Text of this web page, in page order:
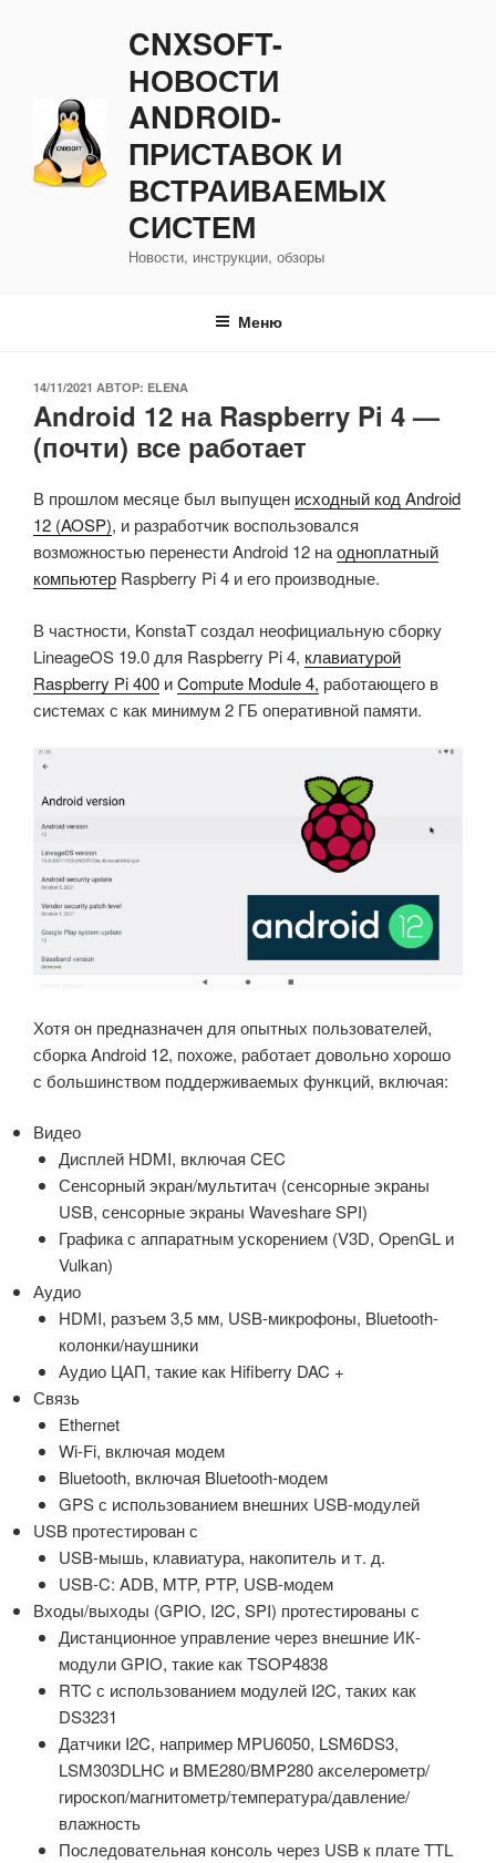
CNXSOFT-
НОВОСТИ
ANDROID-
ПРИСТАВОК И
ВСТРАИВАЕМЫХ
СИСТЕМ
Новости, инструкции, обзоры
Меню
ОПУБЛИКОВАНО
14/11/2021 АВТОР: ELENA
Android 12 на Raspberry Pi 4 —
(почти) все работает
В прошлом месяце был выпущен исходный код Android
12 (AOSP), и разработчик воспользовался
возможностью перенести Android 12 наодноплатный
компьютер Raspberry Pi 4 и его производные.
В частности, KonstaT создал неофициальную сборку
LineageOS 19.0 для Raspberry Pi 4, клавиатурой
Raspberry Pi 400 иCompute Module 4, работающего в
системах с как минимум 2 ГБ оперативной памяти.
Хотя он предназначен для опытных пользователей,
сборка Android 12, похоже, работает довольно хорошо
с большинством поддерживаемых функций, включая:
Видео
Дисплей HDMI, включая CEC
Сенсорный экран/мультитач (сенсорные экраны
USB, сенсорные экраны Waveshare SPI)
Графика с аппаратным ускорением (V3D, OpenGL и
Vulkan)
Аудио
HDMI, разъем 3,5 мм, USB-микрофоны, Bluetooth-
колонки/наушники
Аудио ЦАП, такие как Hifiberry DAC +
Связь
Ethernet
Wi-Fi, включая модем
Bluetooth, включая Bluetooth-модем
GPS с использованием внешних USB-модулей
USB протестирован с
USB-мышь, клавиатура, накопитель и т. д.
USB-C: ADB, MTP, PTP, USB-модем
Входы/выходы (GPIO, I2C, SPI) протестированы с
Дистанционное управление через внешние ИК-
модули GPIO, такие как TSOP4838
RTC с использованием модулей I2C, таких как
DS3231
Датчики I2C, например MPU6050, LSM6DS3,
LSM303DLHC и BME280/BMP280 акселерометр/
гироскоп/магнитометр/температура/давление/
влажность
Последовательная консоль через USB к плате TTL